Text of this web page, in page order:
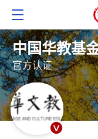
中国华教基
官方认证